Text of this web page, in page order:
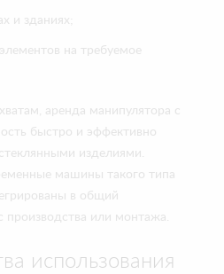
и зданиях;
на требуемое
аренда манипулятора с
быстро и эффективно
изделиями.
машины такого типа
в общий
производства или монтажа.
использования